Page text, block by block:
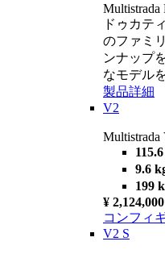
Multistrada
ドゥカテ
のファミ
ンナップ
なモデル
製品詳細
V2
Multistrada
9.6
199
¥ 2,124,000
コンフィ
V2 S